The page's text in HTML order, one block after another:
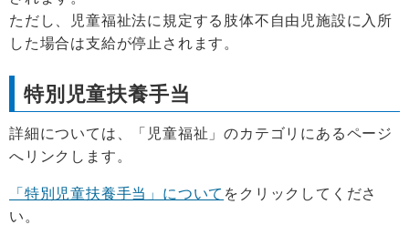
ただし、児童福祉法に規定する肢体不自由児施設に入所
した場合は支給が停止されます。
特別児童扶養手当
詳細については、「児童福祉」のカテゴリにあるページ
へリンクします。
「特別児童扶養手当」について をクリックしてくださ
い。